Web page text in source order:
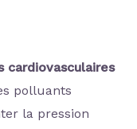
cardiovasculaires
polluants
la pression